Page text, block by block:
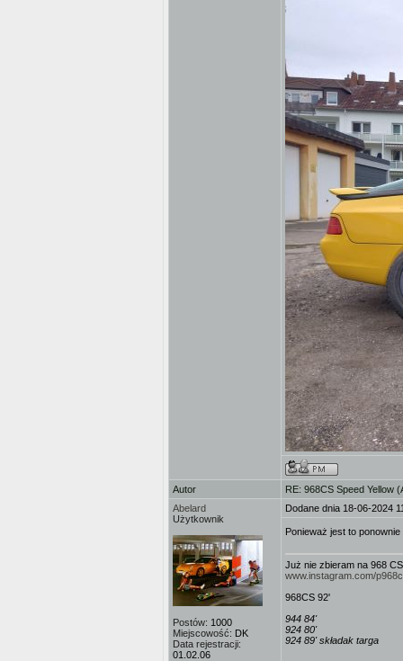
Autor
RE: 968CS Speed Yellow
Abelard
Użytkownik
Postów: 1000
Miejscowość: DK
Data rejestracji:
01.02.06
Dodane dnia 18-06-2024
Ponieważ jest to
Już nie zbieram na 968 CS
www.instagram.com/
968CS 92'
944 84'
924 80'
924 89' składak targa